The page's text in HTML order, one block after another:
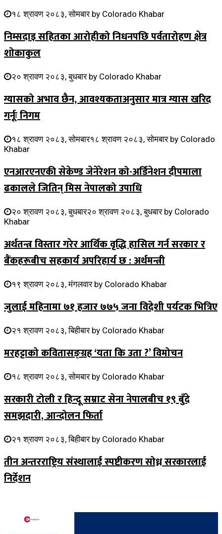
१८ श्रावण २०८३, सोमबारby Colorado Khabar
निम्सदाइ सहितका आरोहीको निधनपछि पर्वतारोहण क्षेत्र
शोकाकुल
२० श्रावण २०८३, बुधबारby Colorado Khabar
ग्यासको अभाव छैन, आवश्यकताअनुसार मात्र ग्यास खरिद
गर्नूः निगम
१८ श्रावण २०८३, सोमबार१८ श्रावण २०८३, सोमबारby Colorado
Khabar
एनआरएनएकी सेकेण्ड जेनेरेशन को-अर्डिनेशन दीपमाला
ढकालले जितिन् मिस नेपालको उपाधि
२० श्रावण २०८३, बुधबार२० श्रावण २०८३, बुधबारby Colorado
Khabar
अर्थतन्त्र विस्तार गरेर आर्थिक वृद्धि हासिल गर्न सरकार र
बैंकहरूबीच सहकार्य अपरिहार्य छ : अर्थमन्त्री
१९ श्रावण २०८३, मंगलवारby Colorado Khabar
जुलाई महिनामा ७१ हजार ७७५ जना विदेशी पर्यटक भित्रिए
२१ श्रावण २०८३, बिहीबारby Colorado Khabar
मरहट्टाको कवितासङ्ग्रह ‘यता कि उता ?’ विमोचन
१८ श्रावण २०८३, सोमबारby Colorado Khabar
सरकारी टोली र हिन्दू सम्राट सेना नेपालबीच १९ बुँदे
समझदारी, आन्दोलन फिर्ता
२१ श्रावण २०८३, बिहीबारby Colorado Khabar
तीन अन्तरराष्ट्रिय संस्थालाई स्पष्टीकरण सोध्न सरकारलाई
निर्देशन